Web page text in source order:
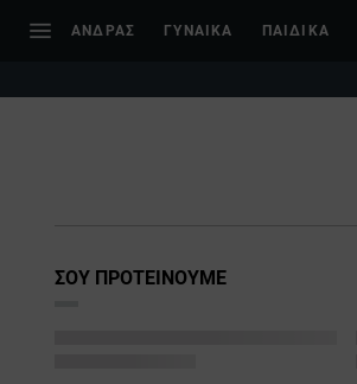
ΑΝΔΡΑΣ ΓΥΝΑΙΚΑ ΠΑΙΔΙΚΑ
ΣΟΥ ΠΡΟΤΕΙΝΟΥΜΕ